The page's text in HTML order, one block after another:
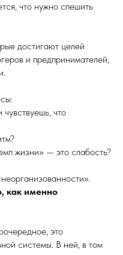
что нужно спешить
достигают целей
и предпринимателей,
чувствуешь, что
жизни» — это слабость?
как именно
это
системы. В ней, в том